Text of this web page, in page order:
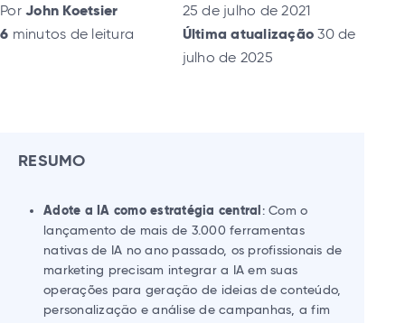
Por John Koetsier
25 de julho de 2021
6 minutos de leitura Última atualização 30 de
julho de 2025
RESUMO
Adote a IA como estratégia central : Com o
lançamento de mais de 3.000 ferramentas
nativas de IA no ano passado, os profissionais de
marketing precisam integrar a IA em suas
operações para geração de ideias de conteúdo,
personalização e análise de campanhas, a fim